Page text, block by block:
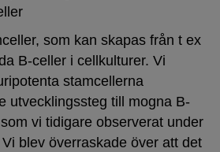
som kan skapas från t ex
B-celler i cellkulturer. Vi
stamcellerna
utvecklingssteg till mogna B-
vi tidigare observerat under
blev överraskade över att det